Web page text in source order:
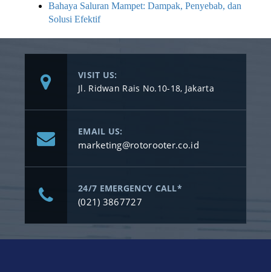
Bahaya Saluran Mampet: Dampak, Penyebab, dan
Solusi Efektif
VISIT US:
Jl. Ridwan Rais No.10-18, Jakarta
EMAIL US:
marketing@rotorooter.co.id
24/7 EMERGENCY CALL*
(021) 3867727